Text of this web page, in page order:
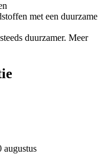
met een duurzame
duurzamer. Meer
augustus